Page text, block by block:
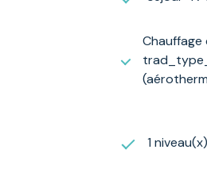
Chauffage
1 niveau(x)